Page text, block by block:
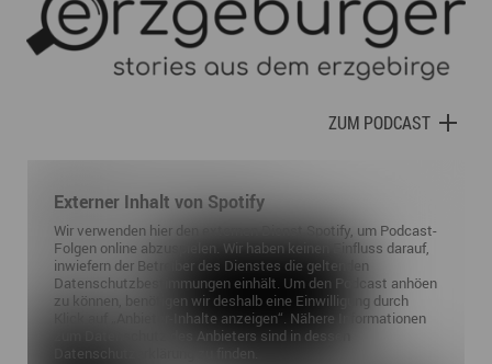
ZUM PODCAST
Externer Inhalt von Spotify
Wir verwenden hier den externen Dienst Spotify, um Podcast-
Folgen online abzuspielen. Wir haben keinen Einfluss darauf,
inwiefern der Betreiber des Dienstes die geltenden
Datenschutzbestimmungen einhält. Um den Podcast anhöen
zu können, benötigen wir deshalb eine Einwilligung durch
Klick auf „Anbieter-Inhalte anzeigen“. Nähere Informationen
zum Datenschutz des Anbieters sind in dessen
Datenschutzerklärung zu finden.